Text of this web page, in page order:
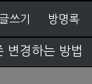
글쓰기 방명록
변경하는 방법